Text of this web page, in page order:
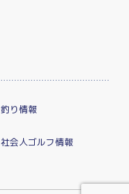
釣り情報
社会人ゴルフ情報